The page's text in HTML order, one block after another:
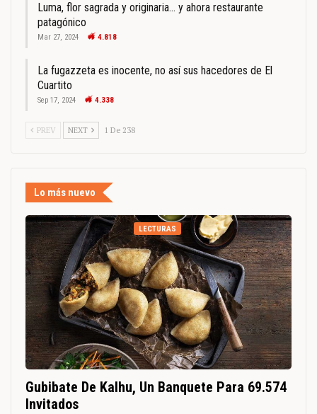
Luma, flor sagrada y originaria… y ahora restaurante
patagónico
Mar 27, 2024 4.818
La fugazzeta es inocente, no así sus hacedores de El
Cuartito
Sep 17, 2024 4.338
PREV NEXT 1 De 238
Lo más nuevo
LECTURAS
Gubibate De Kalhu, Un Banquete Para 69.574
Invitados